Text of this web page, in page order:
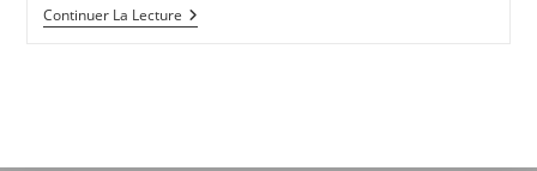
Continuer La Lecture